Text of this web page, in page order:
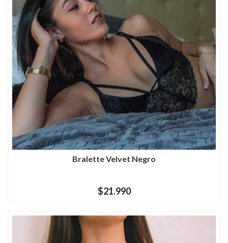
Bralette Velvet Negro
$21.990